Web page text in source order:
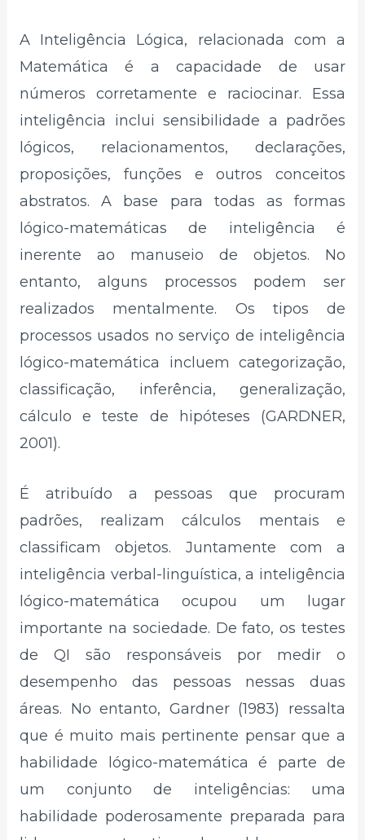
A Inteligência Lógica, relacionada com a
Matemática é a capacidade de usar
números corretamente e raciocinar. Essa
inteligência inclui sensibilidade a padrões
lógicos, relacionamentos, declarações,
proposições, funções e outros conceitos
abstratos. A base para todas as formas
lógico-matemáticas de inteligência é
inerente ao manuseio de objetos. No
entanto, alguns processos podem ser
realizados mentalmente. Os tipos de
processos usados ​​no serviço de inteligência
lógico-matemática incluem categorização,
classificação, inferência, generalização,
cálculo e teste de hipóteses (GARDNER,
2001).
É atribuído a pessoas que procuram
padrões, realizam cálculos mentais e
classificam objetos. Juntamente com a
inteligência verbal-linguística, a inteligência
lógico-matemática ocupou um lugar
importante na sociedade. De fato, os testes
de QI são responsáveis ​​por medir o
desempenho das pessoas nessas duas
áreas. No entanto, Gardner (1983) ressalta
que é muito mais pertinente pensar que a
habilidade lógico-matemática é parte de
um conjunto de inteligências: uma
habilidade poderosamente preparada para